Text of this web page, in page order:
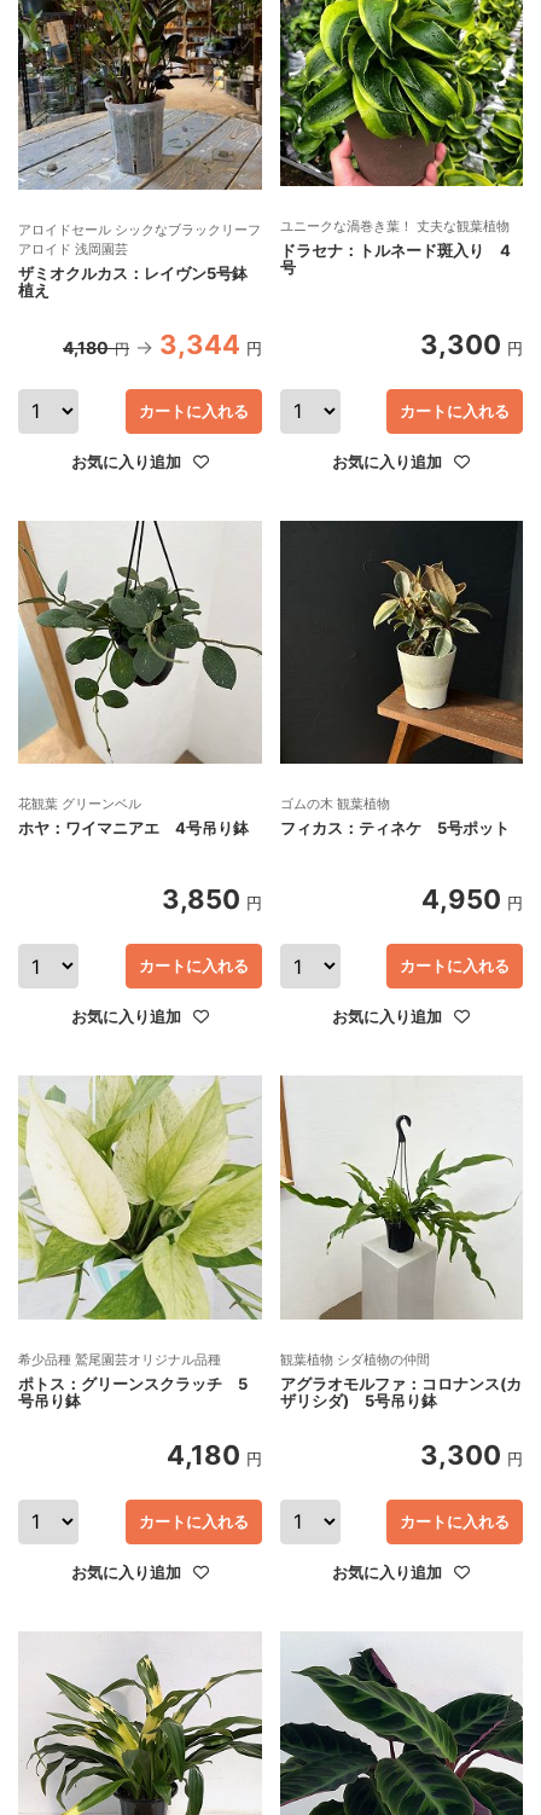
アロイドセール シックなブラックリーフ
アロイド 浅岡園芸
ザミオクルカス：レイヴン5号鉢
植え
4,180 円 3,344 円
カートに入れる
お気に入り追加
ユニークな渦巻き葉！ 丈夫な観葉植物
ドラセナ：トルネード斑入り 4
号
3,300 円
カートに入れる
お気に入り追加
花観葉 グリーンベル
ホヤ：ワイマニアエ 4号吊り鉢
3,850 円
カートに入れる
お気に入り追加
ゴムの木 観葉植物
フィカス：ティネケ 5号ポット
4,950 円
カートに入れる
お気に入り追加
希少品種 鷲尾園芸オリジナル品種
ポトス：グリーンスクラッチ 5
号吊り鉢
4,180 円
カートに入れる
お気に入り追加
観葉植物 シダ植物の仲間
アグラオモルファ：コロナンス(カ
ザリシダ) 5号吊り鉢
3,300 円
カートに入れる
お気に入り追加